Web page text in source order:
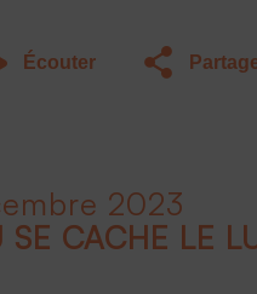
Écouter
2023
CACHE LE